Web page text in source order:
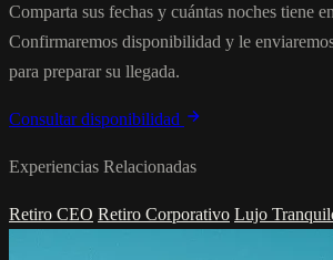
Comparta sus fechas y cuántas noches tiene
Confirmaremos disponibilidad y le
para preparar su llegada.
Consultar disponibilidad
Experiencias Relacionadas
Retiro CEO Retiro Corporativo Lujo